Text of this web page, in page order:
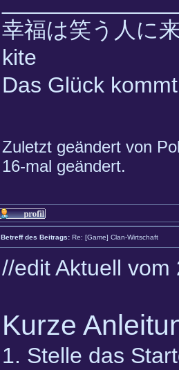
幸福は笑う人に
kite
Das Glück
Zuletzt geändert von
16-mal geändert.
Betreff des Beitrags: Re: [Game] Clan-Wirtschaft
//edit Aktuell vom
Kurze
1. Stelle das